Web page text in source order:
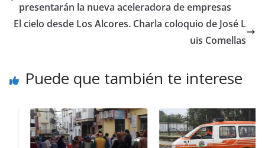
presentarán la nueva aceleradora de empresas
El cielo desde Los Alcores. Charla coloquio de José L
uis Comellas
Puede que también te interese